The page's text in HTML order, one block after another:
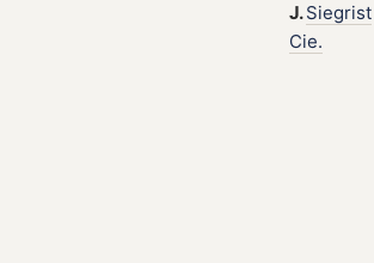
J.Siegrist
Cie.